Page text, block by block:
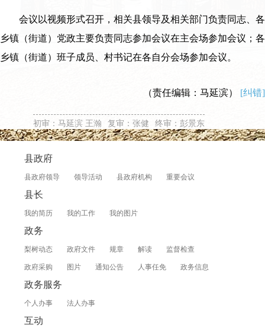
会议以视频形式召开，相关县领导及相关部门负责同志、各
乡镇（街道）党政主要负责同志参加会议在主会场参加会议；各
乡镇（街道）班子成员、村书记在各自分会场参加会议。
（责任编辑：马延滨） [纠错]
初审：马延滨 王瀚 复审：张健 终审：彭景东
县政府
县政府领导 领导活动 县政府机构 重要会议
县长
我的简历 我的工作 我的图片
政务
梨树动态 政府文件 规章 解读 监督检查
政府采购 图片 通知公告 人事任免 政务信息
政务服务
个人办事 法人办事
互动